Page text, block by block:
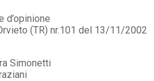
d’opinione
(TR) nr.101 del 13/11/2002
Simonetti